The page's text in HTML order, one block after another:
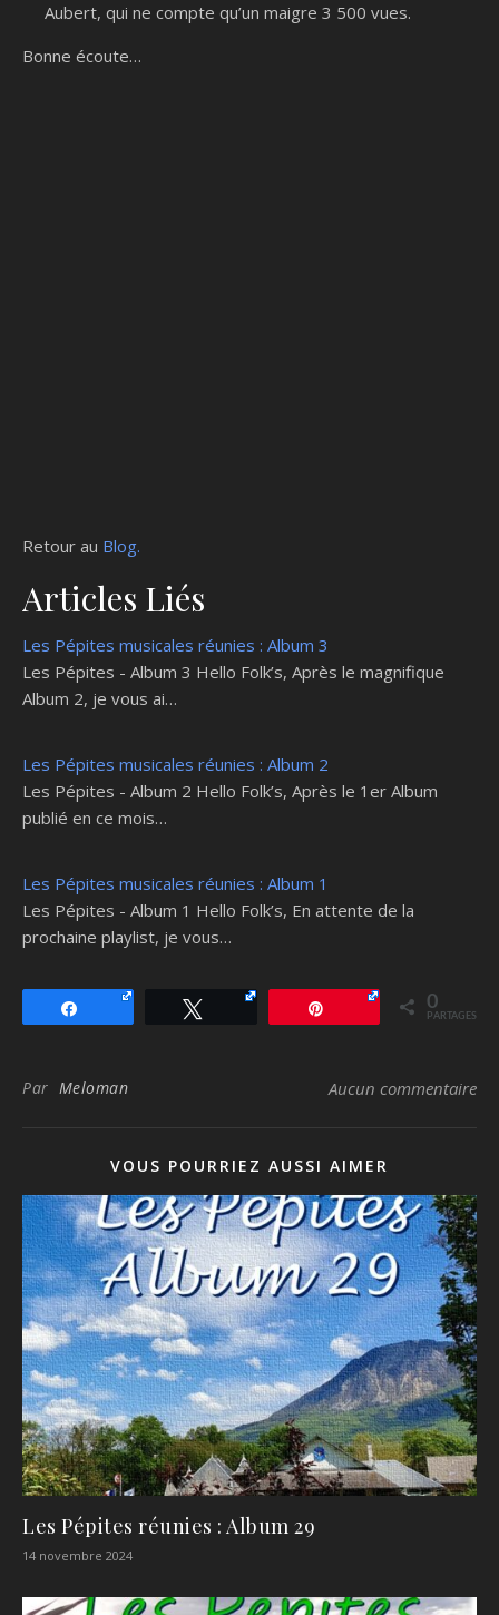
Aubert, qui ne compte qu’un maigre 3 500 vues.
Bonne écoute…
Retour au Blog.
Articles Liés
Les Pépites musicales réunies : Album 3
Les Pépites - Album 3 Hello Folk’s, Après le magnifique
Album 2, je vous ai…
Les Pépites musicales réunies : Album 2
Les Pépites - Album 2 Hello Folk’s, Après le 1er Album
publié en ce mois…
Les Pépites musicales réunies : Album 1
Les Pépites - Album 1 Hello Folk’s, En attente de la
prochaine playlist, je vous…
0
PARTAGES
Par Meloman Aucun commentaire
VOUS POURRIEZ AUSSI AIMER
Les Pépites réunies : Album 29
14 novembre 2024